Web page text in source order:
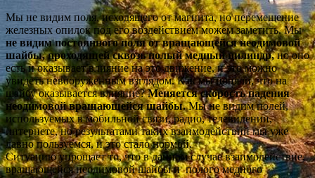
Мы не видим поля, исходящего от магнита, но перемещение
железных опилок под его воздействием можем заметить. Мы
не видим постоянного поля от вращающейся неодимовой
шайбы, проходящей сквозь полый медный цилиндр,но оно
есть и оказывает влияние на это движение, и это можно
увидеть невооруженным взглядом. Как мы поняли, что на
шайбу оказывается влияние?Меняется скорость падения
неодимовой вращающейся шайбы.Мы не видим полей,
используемых в мобильной связи, радио, телевидении,
интернете, но результатами таких взаимодействий мы уже
давно пользуемся, и это стало нормой.
Ситуацию упрощает то, что в данном случае взаимодействие,
вращающейся неодимовой шайбы и полого медного